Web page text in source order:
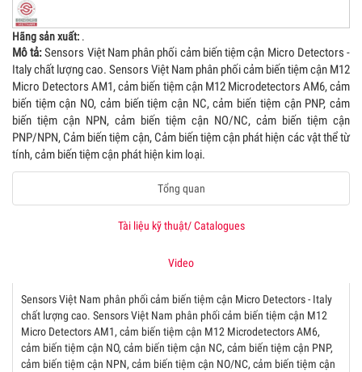
Hãng sản xuất: .
Mô tả:Sensors Việt Nam phân phối cảm biến tiệm cận Micro Detectors -
Italy chất lượng cao. Sensors Việt Nam phân phối cảm biến tiệm cận M12
Micro Detectors AM1, cảm biến tiệm cận M12 Microdetectors AM6, cảm
biến tiệm cận NO, cảm biến tiệm cận NC, cảm biến tiệm cận PNP, cảm
biến tiệm cận NPN, cảm biến tiệm cận NO/NC, cảm biến tiệm cận
PNP/NPN, Cảm biến tiệm cận, Cảm biến tiệm cận phát hiện các vật thể từ
tính, cảm biến tiệm cận phát hiện kim loại.
Tổng quan
Tài liệu kỹ thuật/ Catalogues
Video
Sensors Việt Nam phân phối cảm biến tiệm cận Micro Detectors - Italy
chất lượng cao. Sensors Việt Nam phân phối cảm biến tiệm cận M12
Micro Detectors AM1, cảm biến tiệm cận M12 Microdetectors AM6,
cảm biến tiệm cận NO, cảm biến tiệm cận NC, cảm biến tiệm cận PNP,
cảm biến tiệm cận NPN, cảm biến tiệm cận NO/NC, cảm biến tiệm cận